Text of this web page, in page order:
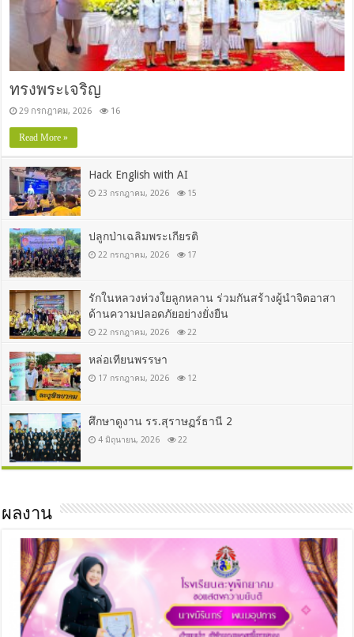
ทรงพระเจริญ
29 กรกฎาคม, 2026 16
Read More »
Hack English with AI
23 กรกฎาคม, 2026 15
ปลูกป่าเฉลิมพระเกียรติ
22 กรกฎาคม, 2026 17
รักในหลวงห่วงใยลูกหลาน ร่วมกันสร้างผู้นำจิตอาสา
ด้านความปลอดภัยอย่างยั่งยืน
22 กรกฎาคม, 2026 22
หล่อเทียนพรรษา
17 กรกฎาคม, 2026 12
ศึกษาดูงาน รร.สุราษฏร์ธานี 2
4 มิถุนายน, 2026 22
ผลงาน